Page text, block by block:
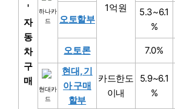
'
자
동
차
구
매
하나카
드
1억원
오토할부
5.3~6.1
%
오토론
7.0%
현대카
드
현대, 기
아 구매
할부
카드한도
이내
5.9~6.1
%